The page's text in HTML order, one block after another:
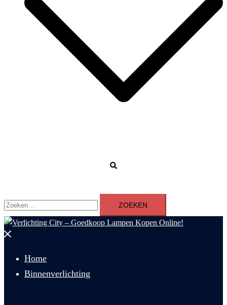
Zoeken
naar:
Menu
Home
Binnenverlichting